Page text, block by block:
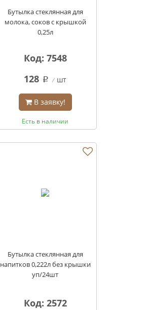
Бутылка стеклянная для
молока, соков с крышкой
0,25л
Код: 7548
128 q шт
В заявку!
Есть в наличии
Бутылка стеклянная для
напитков 0,222л без крышки
уп/24шт
Код: 2572